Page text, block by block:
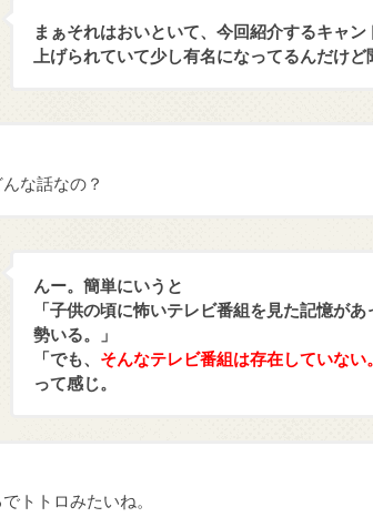
まぁそれはおいといて、今回紹介するキャ
上げられていて少し有名になってるんだけど
な話なの？
んー。簡単にいうと
「子供の頃に怖いテレビ番組を見た記憶が
勢いる。」
「でも、 そんなテレビ番組は存在していない。
って感じ。
トトロみたいね。